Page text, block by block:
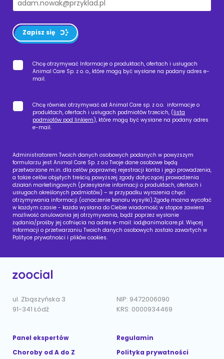
Zapisz się
Chcę otrzymywać Informacje o produktach, ofertach i usługach
Animal Care Sp. z o. o., które mogą być wysłane na podany adres e-
mail.
Chcę również otrzymywać od Animal Care sp. z o.o. informacje o
produktach, ofertach i usługach podmiotów trzecich, (lista
podmiotów pod linkiem), które mogą być wysłane na podany adres
e-mail.
Administratorem Twoich danych osobowych podanych w powyższym
formularzu jest Animal Care Sp. z o.o Twoje dane osobowe będą
przetwarzane m.in. dla celów poprawnej rejestracji konta i jego prowadzenia,
a także celów objętych treścią powyższej zgody dotyczącej prowadzenia
działań marketingowych (przesyłanie informacji o produktach, ofertach i
usługach określonych podmiotów) – w przypadku wyrażenia chęci
otrzymywania informacji (oznaczenie kanału wysyłki).Zgodę można wycofać
w każdym czasie - każda wysłana do Ciebie wiadomość w stopce zawiera
możliwość anulowania jej otrzymywania, bądź poprzez wysłanie
żądania/prośby jej cofnięcia na adres e-mail: iod@animalcare.pl. Więcej
informacji o przetwarzaniu Twoich danych osobowych zostało zawartych w
Polityce prywatności i plików cookies.
ul. Zbąszyńska 3
91-341 Łódź
NIP: 9472006090
KRS: 0000934469
Panel ekspertów
Choroby od A do Z
Regulamin
Polityka prywatności